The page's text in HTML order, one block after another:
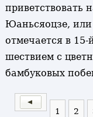
приветствовать
Юаньсяоцзе,
отмечается в 15-
шествием с
бамбуковых
1 2